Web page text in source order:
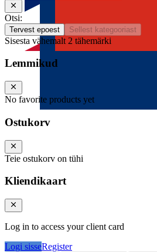
Otsi:
Tervest epoest Sellest kategooriast
Sisesta vähemalt 2 tähemärki
Lemmikud
No favorite products yet
Ostukorv
Teie ostukorv on tühi
Kliendikaart
Log in to access your client card
Logi sisseRegister